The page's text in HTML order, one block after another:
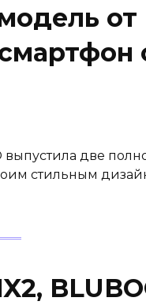
от
выпустила две
стильным